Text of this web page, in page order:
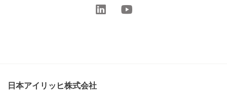
日本アイリッヒ株式会社